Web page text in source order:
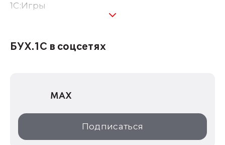
1C:Игры
1С:Консалтинг
1С:Дистрибьюция
1С:Образование
ИТС.1C.ru
БУХ.1С в соцсетях
MAX
Подписаться